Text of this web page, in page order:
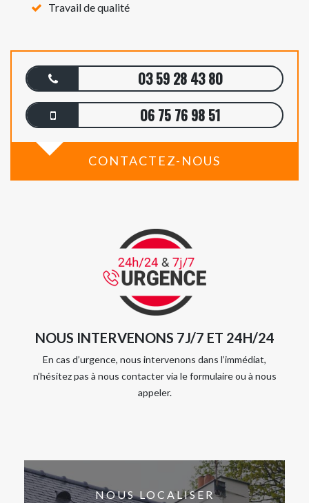
Travail de qualité
03 59 28 43 80
06 75 76 98 51
CONTACTEZ-NOUS
NOUS INTERVENONS 7J/7 ET 24H/24
En cas d’urgence, nous intervenons dans l’immédiat,
n’hésitez pas à nous contacter via le formulaire ou à nous
appeler.
NOUS LOCALISER